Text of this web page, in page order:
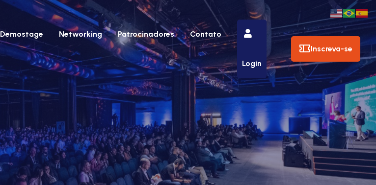
Demostage Networking Patrocinadores Contato
Login
Inscreva-se